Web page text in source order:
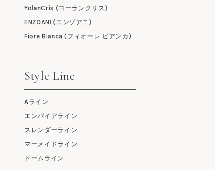
YolanCris (ヨーランクリス)
ENZOANI (エンゾアニ)
Fiore Bianca (フィオーレ ビアンカ)
Style Line
Aライン
エンパイアライン
スレンダーライン
マーメイドライン
ドームライン